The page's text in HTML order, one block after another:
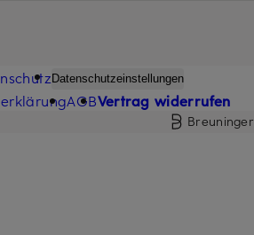
Datenschutzeinstellungen
AGBVertrag widerrufen
Breuninger